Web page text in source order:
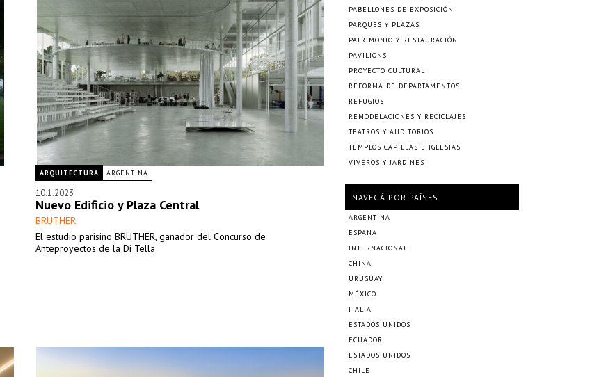
ARQUITECTURA ARGENTINA
10.1.2023
Nuevo Edificio y Plaza Central
BRUTHER
El estudio parisino BRUTHER, ganador del Concurso de
Anteproyectos de la Di Tella
PABELLONES DE EXPOSICIÓN
PARQUES Y PLAZAS
PATRIMONIO Y RESTAURACIÓN
PAVILIONS
PROYECTO CULTURAL
REFORMA DE DEPARTAMENTOS
REFUGIOS
REMODELACIONES Y RECICLAJES
TEATROS Y AUDITORIOS
TEMPLOS CAPILLAS E IGLESIAS
VIVEROS Y JARDINES
NAVEGÁ POR PAÍSES
ARGENTINA
ESPAÑA
INTERNACIONAL
CHINA
URUGUAY
MÉXICO
ITALIA
ESTADOS UNIDOS
ECUADOR
ESTADOS UNIDOS
CHILE